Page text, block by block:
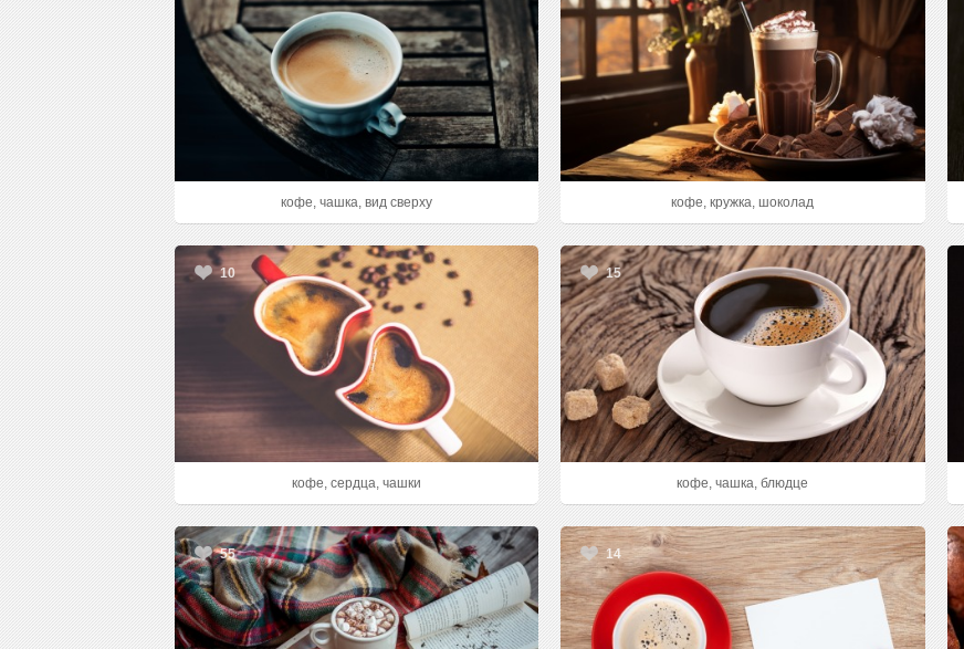
кофе, чашка, вид сверху кофе, кружка, шоколад
10
кофе, сердца, чашки
15
кофе, чашка, блюдце
55 14